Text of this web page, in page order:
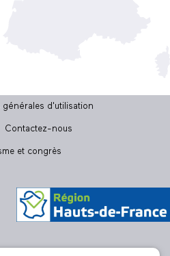
d'utilisation
Contactez-nous
et congrès